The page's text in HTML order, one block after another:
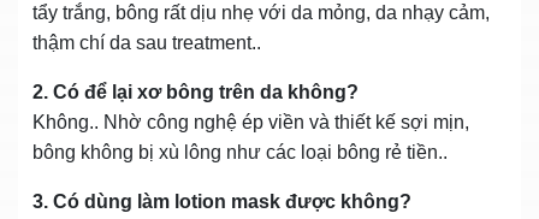
tẩy trắng, bông rất dịu nhẹ với da mỏng, da nhạy cảm,
thậm chí da sau treatment..
2. Có để lại xơ bông trên da không?
Không.. Nhờ công nghệ ép viền và thiết kế sợi mịn,
bông không bị xù lông như các loại bông rẻ tiền..
3. Có dùng làm lotion mask được không?